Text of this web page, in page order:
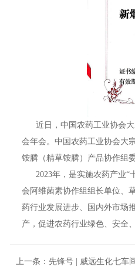
近日，中国农药工业协会大
会年会。中国农药工业协会大
铵膦（精草铵膦）产品协作组
2023年，是实施农药产业“
会阿维菌素协作组组长单位、
药行业发展进步、国内外市场
产，促进农药行业绿色、安全
上一条： 先锋号 | 威远生化七车